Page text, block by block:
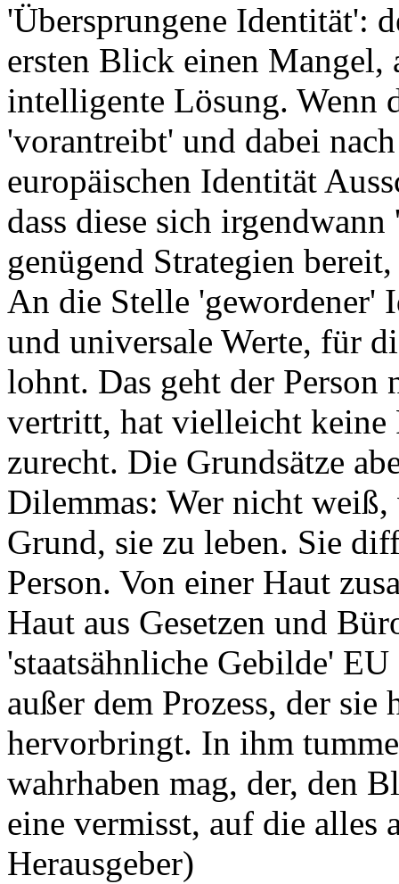
'Übersprungene Identität':
ersten Blick einen Mangel,
intelligente Lösung. Wenn
'vorantreibt' und dabei
europäischen Identität
dass diese sich
genügend Strategien
An die Stelle 'gewordener'
und universale Werte, für
lohnt. Das geht der Person
vertritt, hat vielleicht keine
zurecht. Die Grundsätze
Dilemmas: Wer nicht
Grund, sie zu leben. Sie
Person. Von einer Haut
Haut aus Gesetzen und
'staatsähnliche Gebilde'
außer dem Prozess, der
hervorbringt. In ihm
wahrhaben mag, der, den
eine vermisst, auf die alles
Herausgeber)